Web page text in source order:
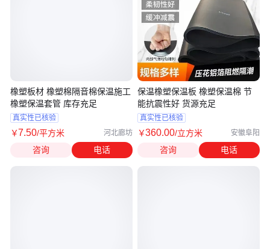
橡塑板材 橡塑棉隔音棉保温施工
橡塑保温套管 库存充足
真实性已核验
￥7.50/平方米 河北廊坊
咨询 电话
保温橡塑保温板 橡塑保温棉 节
能抗震性好 货源充足
真实性已核验
￥360.00/立方米 安徽阜阳
咨询 电话